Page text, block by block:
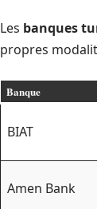
Les banques
propres
Banque
BIAT
Amen Bank